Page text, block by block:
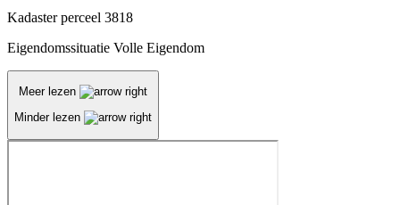
Kadaster perceel 3818
Eigendomssituatie Volle Eigendom
Meer lezen
Minder lezen